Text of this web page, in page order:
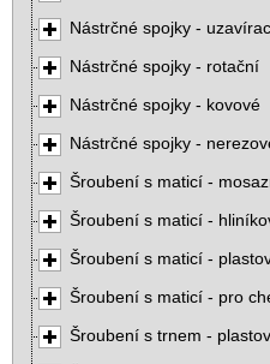
Nástrčné spojky -
Nástrčné spojky - rotační
Nástrčné spojky - kovové
Nástrčné spojky -
Šroubení s maticí -
Šroubení s maticí -
Šroubení s maticí -
Šroubení s maticí - pro
Šroubení s trnem -